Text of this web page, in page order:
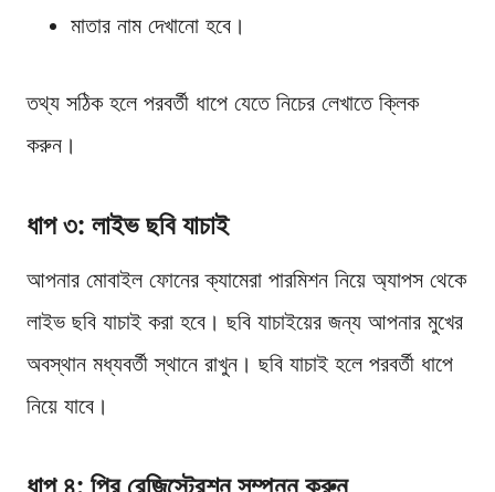
মাতার নাম দেখানো হবে।
তথ্য সঠিক হলে পরবর্তী ধাপে যেতে নিচের লেখাতে ক্লিক
করুন।
ধাপ ৩: লাইভ ছবি যাচাই
আপনার মোবাইল ফোনের ক্যামেরা পারমিশন নিয়ে অ্যাপস থেকে
লাইভ ছবি যাচাই করা হবে। ছবি যাচাইয়ের জন্য আপনার মুখের
অবস্থান মধ্যবর্তী স্থানে রাখুন। ছবি যাচাই হলে পরবর্তী ধাপে
নিয়ে যাবে।